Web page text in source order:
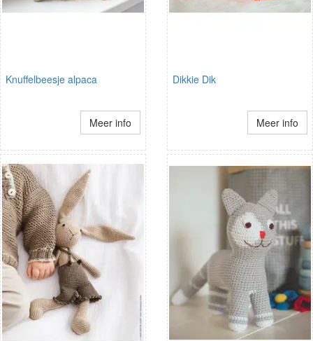
Knuffelbeesje alpaca
Meer info
Dikkie Dik
Meer info